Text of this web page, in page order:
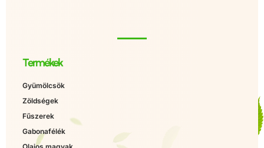
Termékek
Gyümölcsök
Zöldségek
Fűszerek
Gabonafélék